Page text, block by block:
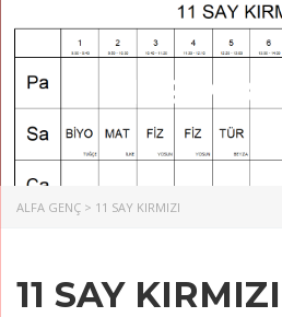
11 SAY
ALFA GENÇ > 11 SAY KIRMIZI
11 SAY KIRMIZI